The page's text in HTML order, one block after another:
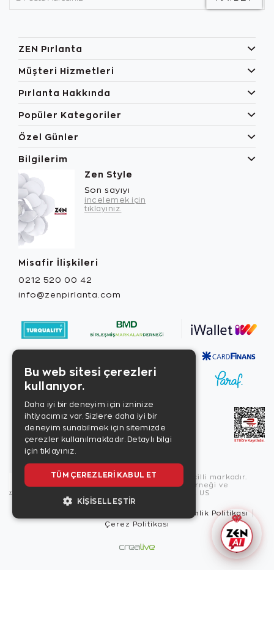
ZEN Pırlanta
Müşteri Hizmetleri
Pırlanta Hakkında
Popüler Kategoriler
Özel Günler
Bilgilerim
Zen Style
Son sayıyı
incelemek için
tıklayınız.
Misafir İlişkileri
0212 520 00 42
info@zenpirlanta.com
Copyright © 2026, Zen Diamond tescilli markadır.
Zen Diamond Birleşmiş Markalar Derneği ve
Turquality Destek Programı üyesidir. US
Güvenlik Politikası
Çerez Politikası
Bu web sitesi çerezleri
kullanıyor.
Daha iyi bir deneyim için izninize
ihtiyacımız var. Sizlere daha iyi bir
deneyim sunabilmek için sitemizde
çerezler kullanılmaktadır. Detaylı bilgi
için tıklayınız.
TÜM ÇEREZLERI KABUL ET
KIŞISELLEŞTIR